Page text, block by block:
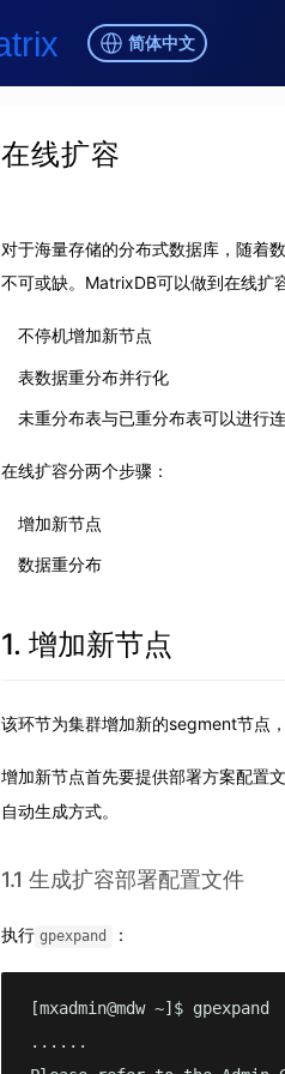
简体中文
在线扩容
对于海量存储的分布式数据库，随着
不可或缺。MatrixDB可以做到在线扩
不停机增加新节点
表数据重分布并行化
未重分布表与已重分布表可以进行
在线扩容分两个步骤：
增加新节点
数据重分布
1. 增加新节点
该环节为集群增加新的segment节点
增加新节点首先要提供部署方案配置
自动生成方式。
1.1 生成扩容部署配置文件
执行 gpexpand ：
[mxadmin@mdw ~]$ gpexpand
......